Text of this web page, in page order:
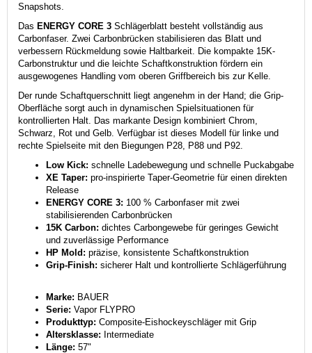
Snapshots.
Das ENERGY CORE 3 Schlägerblatt besteht vollständig aus
Carbonfaser. Zwei Carbonbrücken stabilisieren das Blatt und
verbessern Rückmeldung sowie Haltbarkeit. Die kompakte 15K-
Carbonstruktur und die leichte Schaftkonstruktion fördern ein
ausgewogenes Handling vom oberen Griffbereich bis zur Kelle.
Der runde Schaftquerschnitt liegt angenehm in der Hand; die Grip-
Oberfläche sorgt auch in dynamischen Spielsituationen für
kontrollierten Halt. Das markante Design kombiniert Chrom,
Schwarz, Rot und Gelb. Verfügbar ist dieses Modell für linke und
rechte Spielseite mit den Biegungen P28, P88 und P92.
Low Kick: schnelle Ladebewegung und schnelle Puckabgabe
XE Taper: pro-inspirierte Taper-Geometrie für einen direkten
Release
ENERGY CORE 3: 100 % Carbonfaser mit zwei
stabilisierenden Carbonbrücken
15K Carbon: dichtes Carbongewebe für geringes Gewicht
und zuverlässige Performance
HP Mold: präzise, konsistente Schaftkonstruktion
Grip-Finish: sicherer Halt und kontrollierte Schlägerführung
Marke: BAUER
Serie: Vapor FLYPRO
Produkttyp: Composite-Eishockeyschläger mit Grip
Altersklasse: Intermediate
Länge: 57"